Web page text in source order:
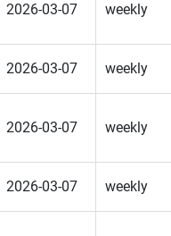
2026-03-07 weekly
2026-03-07 weekly
2026-03-07 weekly
2026-03-07 weekly